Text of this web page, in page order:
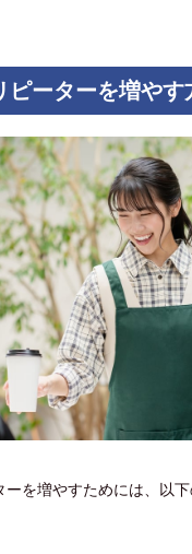
ピーターを増やす
ーを増やすためには、以